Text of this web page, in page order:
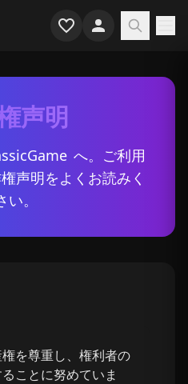
声明
へ。ご利用
声明をよくお読みく
い。
を尊重し、権利者の
ことに努めていま